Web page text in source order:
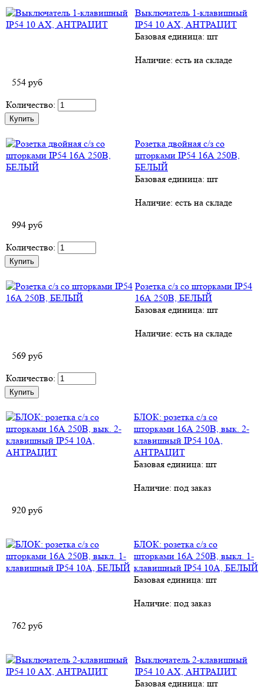
Выключатель 1-клавишный
IP54 10 АХ, АНТРАЦИТ
Базовая единица: шт
Наличие: есть на складе
554 руб
Количество:
Розетка двойная с/з со
шторками IP54 16А 250B,
БЕЛЫЙ
Базовая единица: шт
Наличие: есть на складе
994 руб
Количество:
Розетка с/з со шторками IP54
16А 250B, БЕЛЫЙ
Базовая единица: шт
Наличие: есть на складе
569 руб
Количество:
БЛОК: розетка с/з со
шторками 16А 250B, вык. 2-
клавишный IP54 10А,
АНТРАЦИТ
Базовая единица: шт
Наличие: под заказ
920 руб
БЛОК: розетка с/з со
шторками 16А 250B, выкл. 1-
клавишный IP54 10А, БЕЛЫЙ
Базовая единица: шт
Наличие: под заказ
762 руб
Выключатель 2-клавишный
IP54 10 АХ, АНТРАЦИТ
Базовая единица: шт